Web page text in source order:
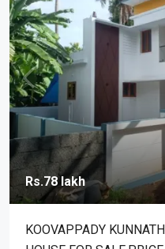
Rs.78 lakh
KOOVAPPADY